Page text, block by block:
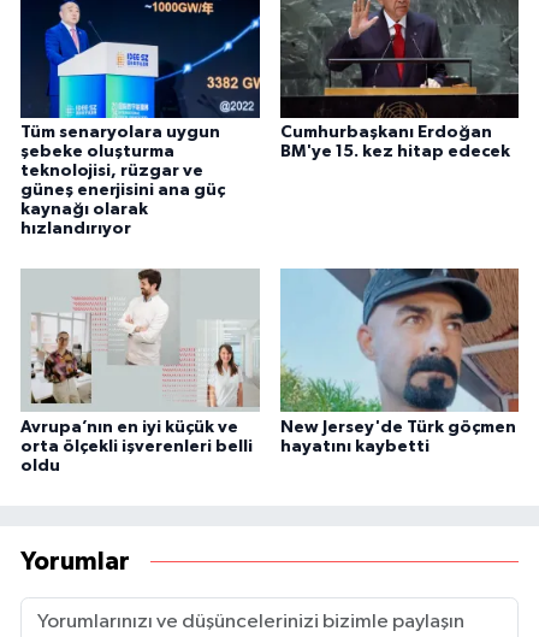
Tüm senaryolara uygun
şebeke oluşturma
teknolojisi, rüzgar ve
güneş enerjisini ana güç
kaynağı olarak
hızlandırıyor
Cumhurbaşkanı Erdoğan
BM'ye 15. kez hitap edecek
Avrupa’nın en iyi küçük ve
orta ölçekli işverenleri belli
oldu
New Jersey'de Türk göçmen
hayatını kaybetti
Yorumlar